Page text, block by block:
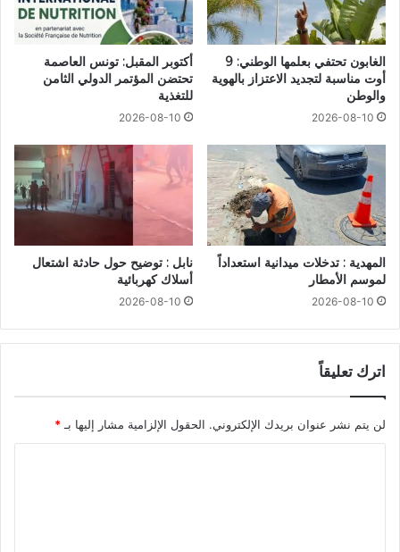
الغابون تحتفي بعلمها الوطني: 9
أوت مناسبة لتجديد الاعتزاز بالهوية
والوطن
2026-08-10
أكتوبر المقبل: تونس العاصمة
تحتضن المؤتمر الدولي الثامن
للتغذية
2026-08-10
المهدية : تدخلات ميدانية استعداداً
لموسم الأمطار
2026-08-10
نابل : توضيح حول حادثة اشتعال
أسلاك كهربائية
2026-08-10
اترك تعليقاً
لن يتم نشر عنوان بريدك الإلكتروني. الحقول الإلزامية مشار إليها بـ *